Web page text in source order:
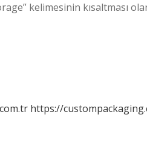
kelimesinin kısaltması
https://